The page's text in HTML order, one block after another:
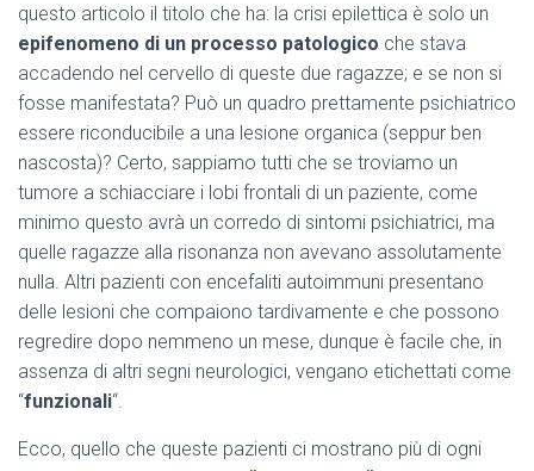
questo articolo il titolo che ha: la crisi epilettica è solo un
epifenomeno di un processo patologico che stava
accadendo nel cervello di queste due ragazze; e se non si
fosse manifestata? Può un quadro prettamente psichiatrico
essere riconducibile a una lesione organica (seppur ben
nascosta)? Certo, sappiamo tutti che se troviamo un
tumore a schiacciare i lobi frontali di un paziente, come
minimo questo avrà un corredo di sintomi psichiatrici, ma
quelle ragazze alla risonanza non avevano assolutamente
nulla. Altri pazienti con encefaliti autoimmuni presentano
delle lesioni che compaiono tardivamente e che possono
regredire dopo nemmeno un mese, dunque è facile che, in
assenza di altri segni neurologici, vengano etichettati come
“funzionali“.
Ecco, quello che queste pazienti ci mostrano più di ogni